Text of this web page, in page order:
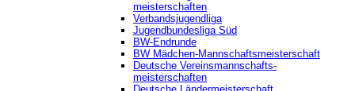
meisterschaften
Verbandsjugendliga
Jugendbundesliga Süd
BW-Endrunde
BW Mädchen-Mannschaftsmeisterschaft
Deutsche Vereinsmannschafts-
meisterschaften